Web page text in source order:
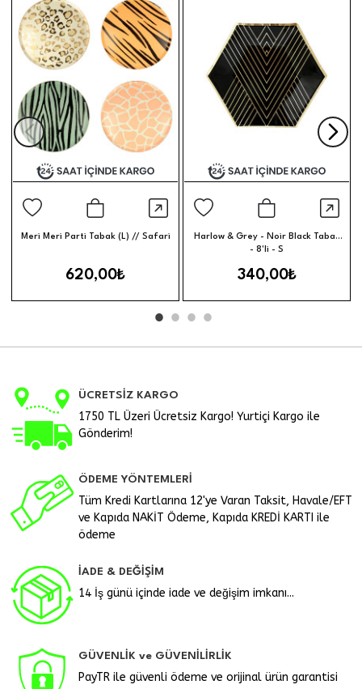
Sepete Ekle
Hızlı Görünüm
Meri Meri Parti Tabak (L) // Safari
620,00₺
Sepete
Harlow & Grey - Noir Black Tabak
- 8'li - S
340,00₺
ÜCRETSİZ KARGO
1750 TL Üzeri Ücretsiz Kargo! Yurtiçi Kargo ile
Gönderim!
ÖDEME YÖNTEMLERİ
Tüm Kredi Kartlarına 12'ye Varan Taksit, Havale/EFT
ve Kapıda NAKİT Ödeme, Kapıda KREDİ KARTI ile
ödeme
İADE & DEĞİŞİM
14 İş günü içinde iade ve değişim imkanı...
GÜVENLİK ve GÜVENİLİRLİK
PayTR ile güvenli ödeme ve orijinal ürün garantisi